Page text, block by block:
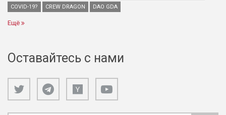
COVID-19?
CREW DRAGON DAO GDA
Ещё
Оставайтесь с нами